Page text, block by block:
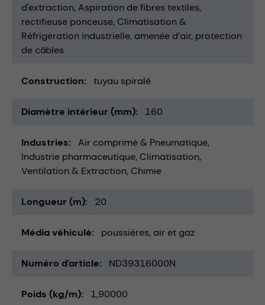
d'extraction Aspiration de fibres textiles
rectifieuse ponceuse Climatisation &
Réfrigération industrielle amenée d’air protection
de câbles
Construction tuyau spiralé
Diamètre intérieur (mm) 160
Industries
Air comprimé & Pneumatique
Industrie pharmaceutique Climatisation,
Ventilation & Extraction Chimie
Longueur (m) 20
Média véhiculé poussières air et gaz
Numéro d'article ND39316000N
Poids (kg/m) 1,90000